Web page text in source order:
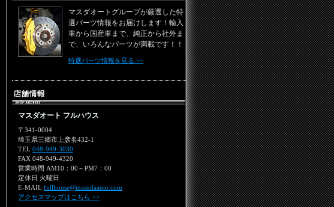
マスダオートグループが厳選した特
選パーツ情報をお届けします！輸入
車から国産車まで、純正から社外ま
で、いろんなパーツが満載です！！
特選パーツ情報を見る >>
マスダオート フルハウス
〒341-0004
埼玉県三郷市上彦名432-1
TEL 048-949-3030
FAX 048-949-4320
営業時間 AM10：00～PM7：00
定休日 火曜日
E-MAIL fullhouse@masudaauto.com
アクセスマップはこちら >>